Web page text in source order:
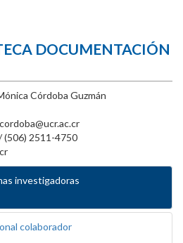
DOCUMENTACIÓN
Córdoba Guzmán
(506) 2511-4750
investigadoras
colaborador